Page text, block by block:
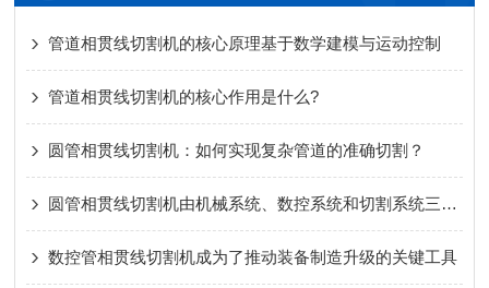
管道相贯线切割机的核心原理基于数学建模与运动控制
管道相贯线切割机的核心作用是什么?
圆管相贯线切割机：如何实现复杂管道的准确切割？
圆管相贯线切割机由机械系统、数控系统和切割系统三部分组成
数控管相贯线切割机成为了推动装备制造升级的关键工具